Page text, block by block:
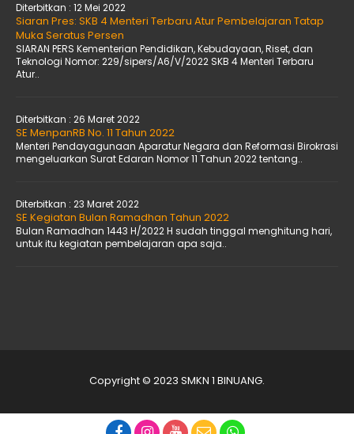
Diterbitkan : 12 Mei 2022
Siaran Pres: SKB 4 Menteri Terbaru Atur Pembelajaran Tatap
Muka Seratus Persen
SIARAN PERS Kementerian Pendidikan, Kebudayaan, Riset, dan
Teknologi Nomor: 229/sipers/A6/V/2022 SKB 4 Menteri Terbaru
Atur..
Diterbitkan : 26 Maret 2022
SE MenpanRB No. 11 Tahun 2022
Menteri Pendayagunaan Aparatur Negara dan Reformasi Birokrasi
mengeluarkan Surat Edaran Nomor 11 Tahun 2022 tentang..
Diterbitkan : 23 Maret 2022
SE Kegiatan Bulan Ramadhan Tahun 2022
Bulan Ramadhan 1443 H/2022 H sudah tinggal menghitung hari,
untuk itu kegiatan pembelajaran apa saja..
Copyright © 2023 SMKN 1 BINUANG.